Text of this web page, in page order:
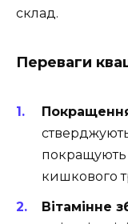
склад.
Переваги
покращують
кишкового
Вітамінне